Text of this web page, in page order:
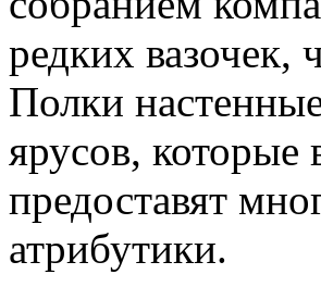
редких вазочек,
Полки
ярусов,
предоставят
атрибутики.